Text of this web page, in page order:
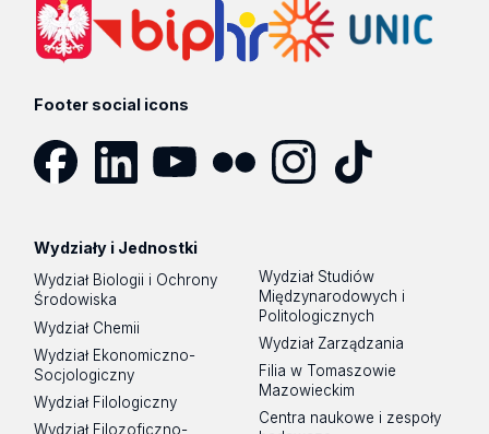
Footer social icons
Wydziały i Jednostki
Wydział Biologii i Ochrony
Środowiska
Wydział Chemii
Wydział Ekonomiczno-
Socjologiczny
Wydział Filologiczny
Wydział Filozoficzno-
Wydział Studiów
Międzynarodowych i
Politologicznych
Wydział Zarządzania
Filia w Tomaszowie
Mazowieckim
Centra naukowe i zespoły